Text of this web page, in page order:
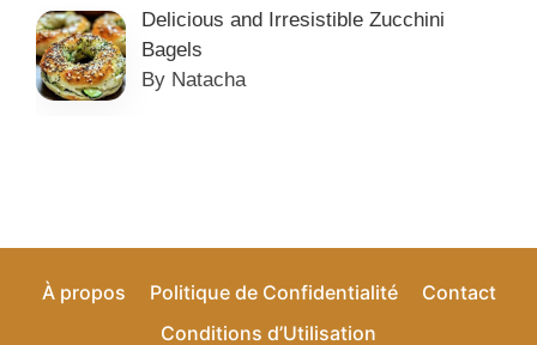
Delicious and Irresistible Zucchini
Bagels
By Natacha
À propos Politique de Confidentialité
Contact
Conditions d’Utilisation